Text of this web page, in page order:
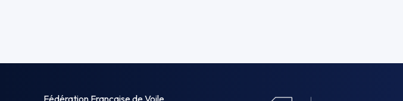
Fédération Française de Voile